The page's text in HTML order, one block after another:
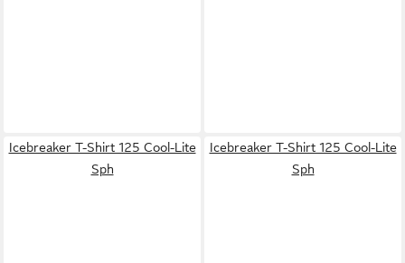
Icebreaker T-Shirt 125 Cool-Lite
Sph
Icebreaker T-Shirt 125 Cool-Lite
Sph